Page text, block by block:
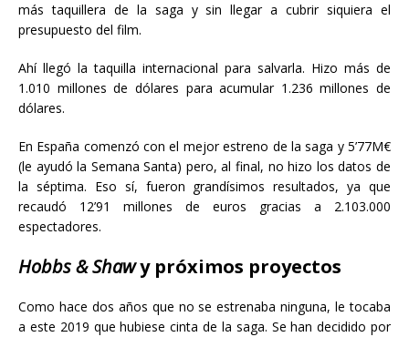
más taquillera de la saga y sin llegar a cubrir siquiera el
presupuesto del film.
Ahí llegó la taquilla internacional para salvarla. Hizo más de
1.010 millones de dólares para acumular 1.236 millones de
dólares.
En España comenzó con el mejor estreno de la saga y 5’77M€
(le ayudó la Semana Santa) pero, al final, no hizo los datos de
la séptima. Eso sí, fueron grandísimos resultados, ya que
recaudó 12’91 millones de euros gracias a 2.103.000
espectadores.
Hobbs & Shawy próximos proyectos
Como hace dos años que no se estrenaba ninguna, le tocaba
a este 2019 que hubiese cinta de la saga. Se han decidido por